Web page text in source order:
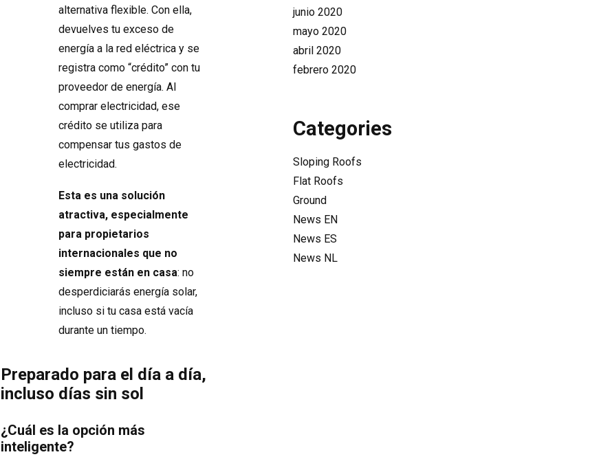
alternativa flexible. Con ella,
devuelves tu exceso de
energía a la red eléctrica y se
registra como “crédito” con tu
proveedor de energía. Al
comprar electricidad, ese
crédito se utiliza para
compensar tus gastos de
electricidad.
Esta es una solución
atractiva, especialmente
para propietarios
internacionales que no
siempre están en casa: no
desperdiciarás energía solar,
incluso si tu casa está vacía
durante un tiempo.
Preparado para el día a día,
incluso días sin sol
¿Cuál es la opción más
inteligente?
junio 2020
mayo 2020
abril 2020
febrero 2020
Categories
Sloping Roofs
Flat Roofs
Ground
News EN
News ES
News NL